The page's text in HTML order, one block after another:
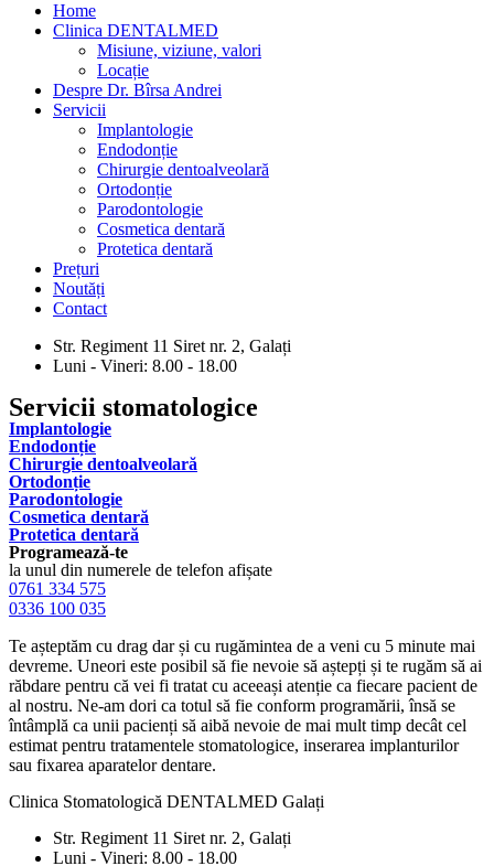
Home
Clinica DENTALMED
Misiune, viziune, valori
Locație
Despre Dr. Bîrsa Andrei
Servicii
Implantologie
Endodonție
Chirurgie dentoalveolară
Ortodonție
Parodontologie
Cosmetica dentară
Protetica dentară
Prețuri
Noutăți
Contact
Str. Regiment 11 Siret nr. 2, Galați
Luni - Vineri: 8.00 - 18.00
Servicii stomatologice
Implantologie
Endodonție
Chirurgie dentoalveolară
Ortodonție
Parodontologie
Cosmetica dentară
Protetica dentară
Programează-te
la unul din numerele de telefon afișate
0761 334 575
0336 100 035
Te așteptăm cu drag dar și cu rugămintea de a veni cu 5 minute mai
devreme. Uneori este posibil să fie nevoie să aștepți și te rugăm să ai
răbdare pentru că vei fi tratat cu aceeași atenție ca fiecare pacient de
al nostru. Ne-am dori ca totul să fie conform programării, însă se
întâmplă ca unii pacienți să aibă nevoie de mai mult timp decât cel
estimat pentru tratamentele stomatologice, inserarea implanturilor
sau fixarea aparatelor dentare.
Clinica Stomatologică DENTALMED Galați
Str. Regiment 11 Siret nr. 2, Galați
Luni - Vineri: 8.00 - 18.00